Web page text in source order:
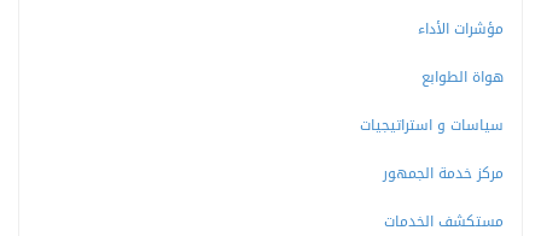
مؤشرات الأداء
هواة الطوابع
سياسات و استراتيجيات
مركز خدمة الجمهور
مستكشف الخدمات